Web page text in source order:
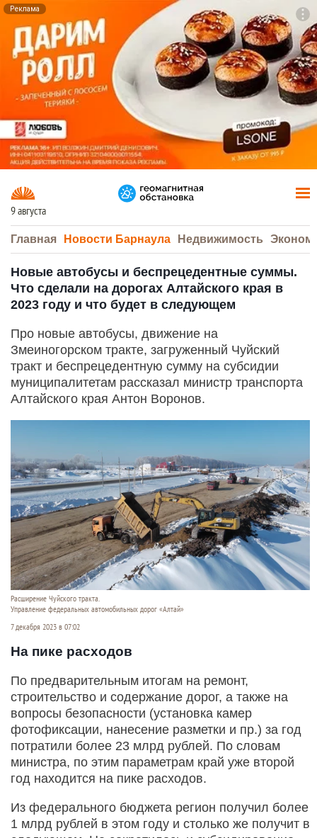
Реклама
9 августа
Главная Новости Барнаула Недвижимость
Новые автобусы и беспрецедентные суммы.
Что сделали на дорогах Алтайского края в
2023 году и что будет в следующем
Про новые автобусы, движение на
Змеиногорском тракте, загруженный Чуйский
тракт и беспрецедентную сумму на субсидии
муниципалитетам рассказал министр транспорта
Алтайского края Антон Воронов.
Расширение Чуйского тракта.
Управление федеральных автомобильных дорог «Алтай»
7 декабря 2023 в 07:02
На пике расходов
По предварительным итогам на ремонт,
строительство и содержание дорог, а также на
вопросы безопасности (установка камер
фотофиксации, нанесение разметки и пр.) за год
потратили более 23 млрд рублей. По словам
министра, по этим параметрам край уже второй
год находится на пике расходов.
Из федерального бюджета регион получил более
1 млрд рублей в этом году и столько же получит в